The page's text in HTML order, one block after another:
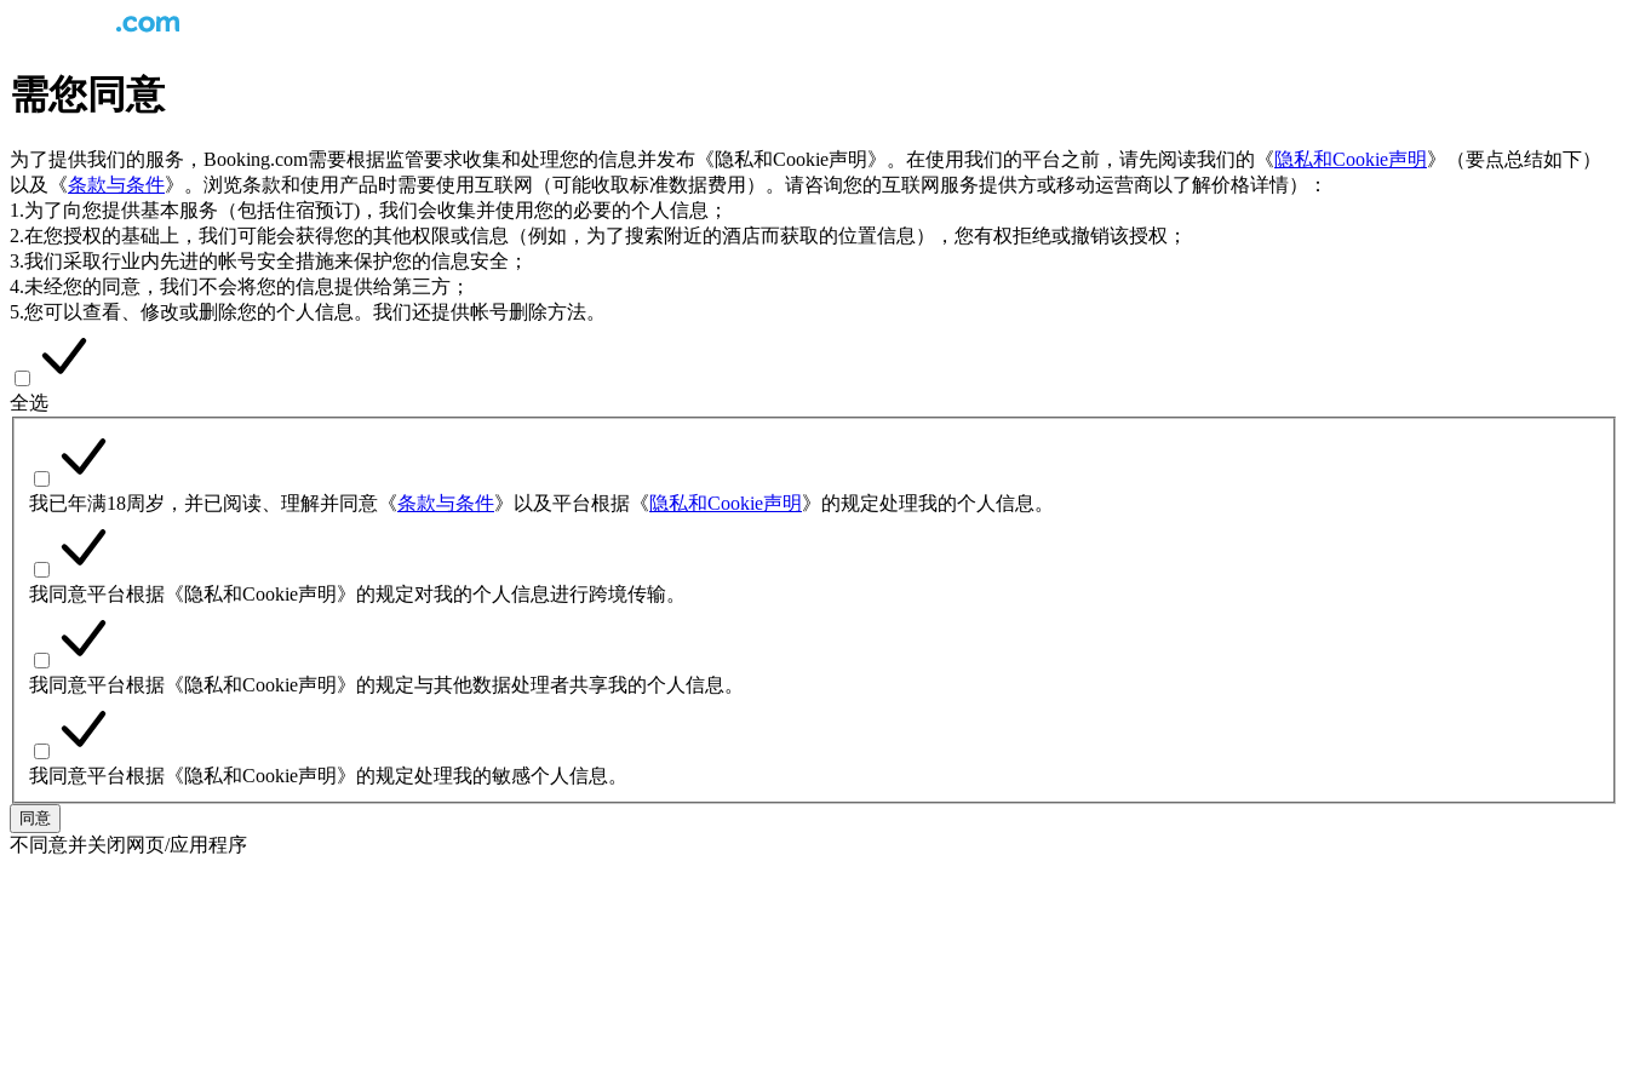
需您同意
为了提供我们的服务，Booking.com需要根据监管要求收集和处理您的信息并发布《隐私和Cookie声明》。在使用我们的平台之前，请先阅读我们的《隐私和Cookie声明》（要点总结如下）
以及《条款与条件》。浏览条款和使用产品时需要使用互联网（可能收取标准数据费用）。请咨询您的互联网服务提供方或移动运营商以了解价格详情）：
1.为了向您提供基本服务（包括住宿预订)，我们会收集并使用您的必要的个人信息；
2.在您授权的基础上，我们可能会获得您的其他权限或信息（例如，为了搜索附近的酒店而获取的位置信息），您有权拒绝或撤销该授权；
3.我们采取行业内先进的帐号安全措施来保护您的信息安全；
4.未经您的同意，我们不会将您的信息提供给第三方；
5.您可以查看、修改或删除您的个人信息。我们还提供帐号删除方法。
全选
我已年满18周岁，并已阅读、理解并同意《条款与条件》以及平台根据《隐私和Cookie声明》的规定处理我的个人信息。
我同意平台根据《隐私和Cookie声明》的规定对我的个人信息进行跨境传输。
我同意平台根据《隐私和Cookie声明》的规定与其他数据处理者共享我的个人信息。
我同意平台根据《隐私和Cookie声明》的规定处理我的敏感个人信息。
同意
不同意并关闭网页/应用程序